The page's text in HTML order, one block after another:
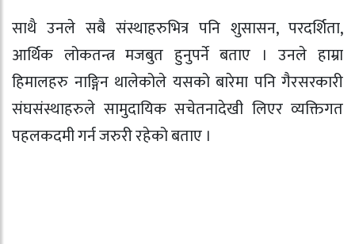
साथै उनले सबै संस्थाहरुभित्र पनि शुसासन, परदर्शिता,
आर्थिक लोकतन्त्र मजबुत हुनुपर्ने बताए । उनले हाम्रा
हिमालहरु नाङ्गिन थालेकोले यसको बारेमा पनि गैरसरकारी
संघसंस्थाहरुले सामुदायिक सचेतनादेखी लिएर व्यक्तिगत
पहलकदमी गर्न जरुरी रहेको बताए ।